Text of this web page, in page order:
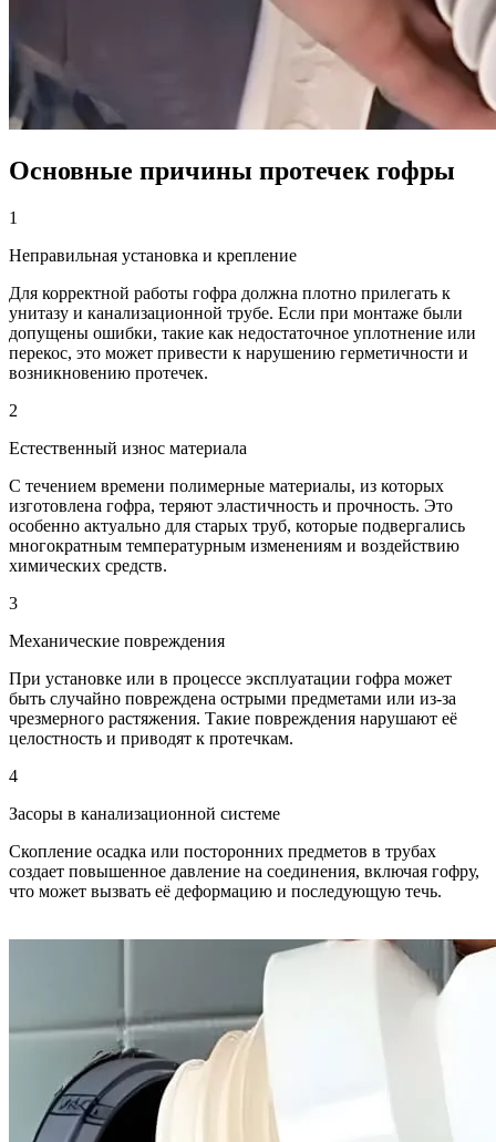
Основные причины протечек гофры
1
Неправильная установка и крепление
Для корректной работы гофра должна плотно прилегать к
унитазу и канализационной трубе. Если при монтаже были
допущены ошибки, такие как недостаточное уплотнение или
перекос, это может привести к нарушению герметичности и
возникновению протечек.
2
Естественный износ материала
С течением времени полимерные материалы, из которых
изготовлена гофра, теряют эластичность и прочность. Это
особенно актуально для старых труб, которые подвергались
многократным температурным изменениям и воздействию
химических средств.
3
Механические повреждения
При установке или в процессе эксплуатации гофра может
быть случайно повреждена острыми предметами или из-за
чрезмерного растяжения. Такие повреждения нарушают её
целостность и приводят к протечкам.
4
Засоры в канализационной системе
Скопление осадка или посторонних предметов в трубах
создает повышенное давление на соединения, включая гофру,
что может вызвать её деформацию и последующую течь.